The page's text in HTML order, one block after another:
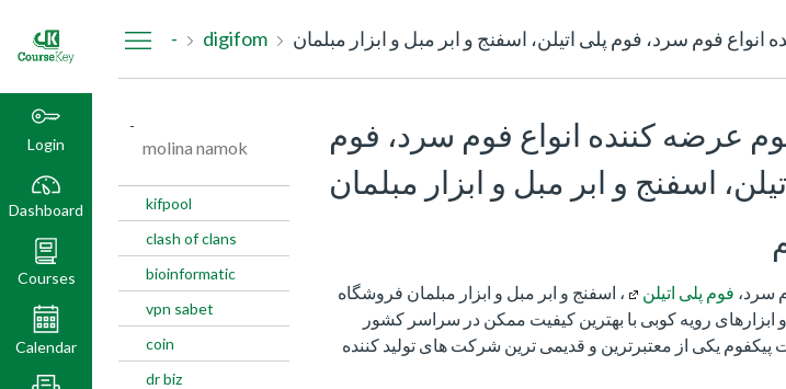
Login
Dashboard
Courses
Calendar
- digifom فوم سرد، فوم پلی اتیلن، اسفنج و ابر مبل و ابزار مبلمان
-
molina namok
kifpool
clash of clans
bioinformatic
vpn sabet
coin
dr biz
عرضه کننده انواع فوم سرد، فوم
اسفنج و ابر مبل و ابزار مبلمان
سرد، فوم پلی اتیلن
، اسفنج و ابر مبل و ابزار مبلمان فروشگاه
ابزارهای رویه کوبی با بهترین کیفیت ممکن در سراسر کشور
یکی از معتبرترین و قدیمی ترین شرکت های تولید کننده